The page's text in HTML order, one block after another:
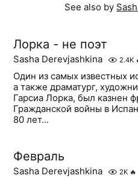
See also by
Лорка - не поэт
Sasha Derevjashkina 2.4K
Один из самых известных
а также драматург,
Гарсиа Лорка, был казнен
Гражданской войны в
80 лет...
Февраль
Sasha Derevjashkina 2K 🔥